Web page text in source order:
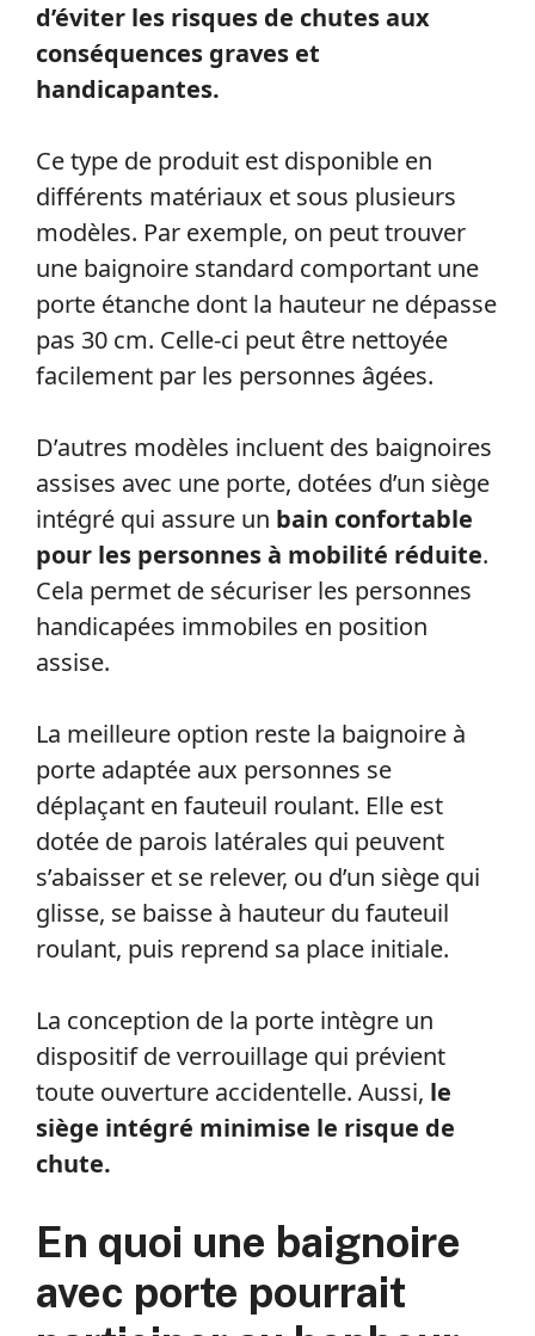
d’éviter les risques de chutes aux
conséquences graves et
handicapantes.
Ce type de produit est disponible en
différents matériaux et sous plusieurs
modèles. Par exemple, on peut trouver
une baignoire standard comportant une
porte étanche dont la hauteur ne dépasse
pas 30 cm. Celle-ci peut être nettoyée
facilement par les personnes âgées.
D’autres modèles incluent des baignoires
assises avec une porte, dotées d’un siège
intégré qui assure un bain confortable
pour les personnes à mobilité réduite.
Cela permet de sécuriser les personnes
handicapées immobiles en position
assise.
La meilleure option reste la baignoire à
porte adaptée aux personnes se
déplaçant en fauteuil roulant. Elle est
dotée de parois latérales qui peuvent
s’abaisser et se relever, ou d’un siège qui
glisse, se baisse à hauteur du fauteuil
roulant, puis reprend sa place initiale.
La conception de la porte intègre un
dispositif de verrouillage qui prévient
toute ouverture accidentelle. Aussi, le
siège intégré minimise le risque de
chute.
En quoi une baignoire
avec porte pourrait